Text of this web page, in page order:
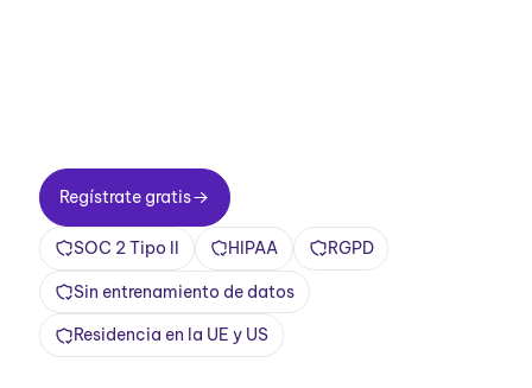
Regístrate gratis
Regístrate gratis
SOC 2 Tipo II HIPAA RGPD
Sin entrenamiento de datos
Residencia en la UE y US